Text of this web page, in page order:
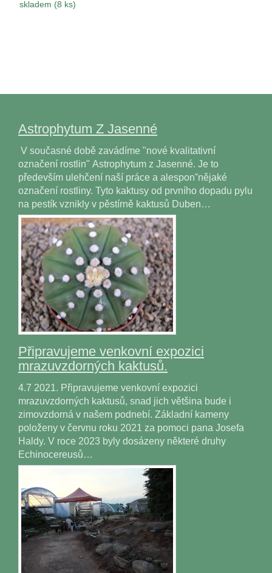
skladem (8 ks)
Astrophytum Z Jasenné
V současné době zavádíme "nové kvalitativní
označení rostlin" Astrophytum z Jasenné. Je to
především ulehčení naší práce a alesponˇnějaké
označení rostliny. Tyto kaktusy od prvního dopadu pylu
na pestík vznikly v pěstírně kaktusů Duben…
Připravujeme venkovní expozici
mrazuvzdorných kaktusů.
4.7 2021. Připravujeme venkovní expozici
mrazuvzdorných kaktusů, snad jich většina bude i
zimovzdorná v našem podnebí. Základní kameny
položeny v červnu roku 2021 za pomoci pana Josefa
Haldy. V roce 2023 byly dosázeny některé druhy
Echinocereusů…